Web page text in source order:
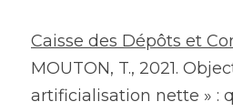
Caisse des Dépôts et
MOUTON, T., 2021.
artificialisation nette » :